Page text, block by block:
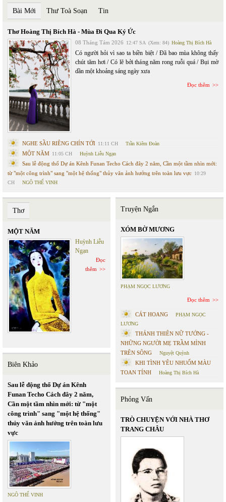
Bài Mới Thư Toà Soạn Tin
Thơ Hoàng Thị Bích Hà - Mùa Đi Qua Ký Ức
08 Tháng Tám 2026 12:47 SA (Xem: 84) Hoàng Thị Bích Hà
Có người hỏi vì sao ta biền biệt / Đã bao mùa không thấy
chút tăm hơi / Có lẽ bởi tháng năm rong ruỗi quá / Bụi mờ
dần một khoảng sáng ngày xưa
Đọc thêm
NGHE SẦU RIÊNG CHÍN TỚI 11:11 CH Trần Kiêm Đoàn
MỘT NĂM 11:05 CH Huỳnh Liễu Ngạn
Sau lễ động thổ Dự án Kênh Funan Techo Cách đây 2 năm, Cần một tầm nhìn mới:
từ "một công trình" sang "một hệ thống" thủy văn ảnh hưởng trên toàn lưu vực 10:29
CH
NGÔ THẾ VINH
Thơ
MỘT NĂM
Huỳnh Liễu
Ngạn
Đọc
thêm
Biên Khảo
Sau lễ động thổ Dự án Kênh
Funan Techo Cách đây 2 năm,
Cần một tầm nhìn mới: từ "một
công trình" sang "một hệ thống"
thủy văn ảnh hưởng trên toàn lưu
vực
NGÔ THẾ VINH
Truyện Ngắn
XÓM BỜ MƯƠNG
PHẠM NGỌC LƯƠNG
Đọc thêm
CÁT HOANG
PHẠM NGỌC
LƯƠNG
THÁNH THIÊN NỮ TƯỚNG -
NHỮNG NGƯỜI MẸ TRẦM MÌNH
TRÊN SÔNG
Nguyệt Quỳnh
KHI TÌNH YÊU NHUỐM MÀU
TOAN TÍNH
Hoàng Thị Bích Hà
Phỏng Vấn
TRÒ CHUYỆN VỚI NHÀ THƠ
TRANG CHÂU